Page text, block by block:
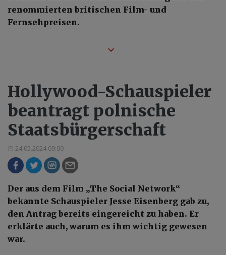
renommierten britischen Film- und
Fernsehpreisen.
Hollywood-Schauspieler
beantragt polnische
Staatsbürgerschaft
24.05.2024 09:00
Der aus dem Film „The Social Network“
bekannte Schauspieler Jesse Eisenberg gab zu,
den Antrag bereits eingereicht zu haben. Er
erklärte auch, warum es ihm wichtig gewesen
war.